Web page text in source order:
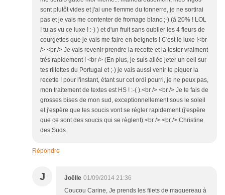
sont plutôt vides et j'ai une flemme du tonnerre, je ne sortirai
pas et je vais me contenter de fromage blanc ;-) (à 20% ! LOL
! tu as vu ce luxe ! :-) ) et d'un fruit sans oublier les 4 fleurs de
courgettes que je vais me faire en beignets ! C'est le luxe !<br
/> <br /> Je vais revenir prendre la recette et la tester vraiment
très rapidement ! <br /> (En plus, je suis allée jeter un oeil sur
tes rillettes du Portugal et ;-) je vais aussi venir te piquer la
recette ! pour l'instant, étant sur cet ordi pourri, je ne peux pas,
mon traitement de textes est HS ! :-( ).<br /> <br /> Je te fais de
grosses bises de mon sud, exceptionnellement sous le soleil
et j'espère que tes soucis vont se régler rapidement (j'espère
que ce sont des soucis qui se règlent).<br /> <br /> Christine
des Suds
Répondre
J Joëlle 01/09/2014 21:36
Coucou Carine, Je prends les filets de maquereau à